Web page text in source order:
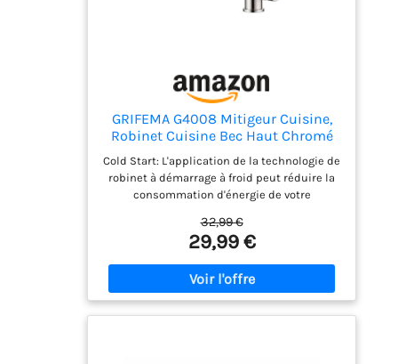
rend particulièrement facile et sûr à
GRIFEMA G4008 Mitigeur Cuisine,
Robinet Cuisine Bec Haut Chromé
360°
Cold Start: L'application de la technologie de
robinet à démarrage à froid peut réduire la
consommation d'énergie de votre
jusqu'à 10% Économie d'eau 30%: L'aérateur
adopte la technologie d'étranglement
silencieux, l'eau est mélangée à l'air et elle
est douce sans éclaboussures d'eau Anti-
goutte: La bobine en céramique à faible bruit
a été testée plus de 500 000 fois et le joint
32,99 €
29,99 €